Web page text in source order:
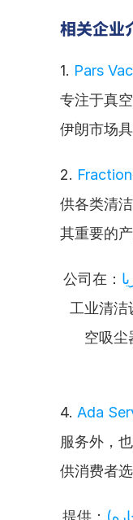
相关企业
1. Pars
专注于真
伊朗市场
2.
供各类清
其重要的
：公司在
工业清洁
空吸尘
4. Ada
服务外，
供消费者选
：提供